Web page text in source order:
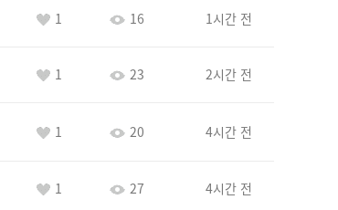
1 16 1시간 전
1 23 2시간 전
1 20 4시간 전
1 27 4시간 전